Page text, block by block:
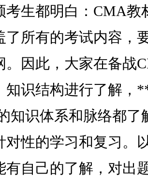
都明白：CMA教
了所有的考试内容，
。因此，大家在备战
知识结构进行了解，
知识体系和脉络都
对性的学习和复习。
有自己的了解，对出